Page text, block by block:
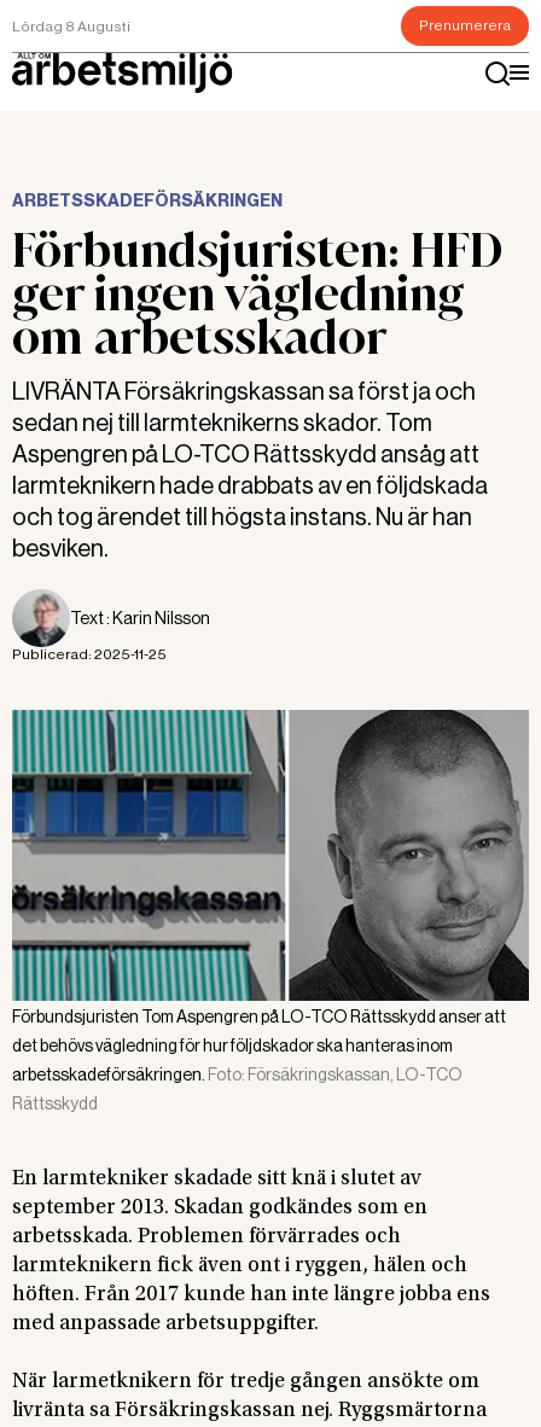
Lördag 8 Augusti Prenumerera
ARBETSSKADEFÖRSÄKRINGEN
Förbundsjuristen: HFD
ger ingen vägledning
om arbetsskador
LIVRÄNTA Försäkringskassan sa först ja och
sedan nej till larmteknikerns skador. Tom
Aspengren på LO-TCO Rättsskydd ansåg att
larmteknikern hade drabbats av en följdskada
och tog ärendet till högsta instans. Nu är han
besviken.
Text : Karin Nilsson
Publicerad: 2025-11-25
Förbundsjuristen Tom Aspengren på LO-TCO Rättsskydd anser att
det behövs vägledning för hur följdskador ska hanteras inom
arbetsskadeförsäkringen. Foto: Försäkringskassan, LO-TCO
Rättsskydd
En larmtekniker skadade sitt knä i slutet av
september 2013. Skadan godkändes som en
arbetsskada. Problemen förvärrades och
larmteknikern fick även ont i ryggen, hälen och
höften. Från 2017 kunde han inte längre jobba ens
med anpassade arbetsuppgifter.
När larmetknikern för tredje gången ansökte om
livränta sa Försäkringskassan nej. Ryggsmärtorna